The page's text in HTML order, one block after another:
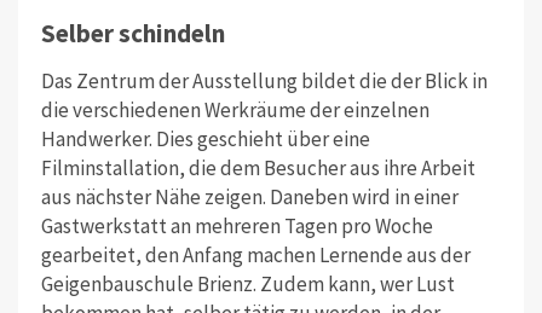
Selber schindeln
Das Zentrum der Ausstellung bildet die der Blick in
die verschiedenen Werkräume der einzelnen
Handwerker. Dies geschieht über eine
Filminstallation, die dem Besucher aus ihre Arbeit
aus nächster Nähe zeigen. Daneben wird in einer
Gastwerkstatt an mehreren Tagen pro Woche
gearbeitet, den Anfang machen Lernende aus der
Geigenbauschule Brienz. Zudem kann, wer Lust